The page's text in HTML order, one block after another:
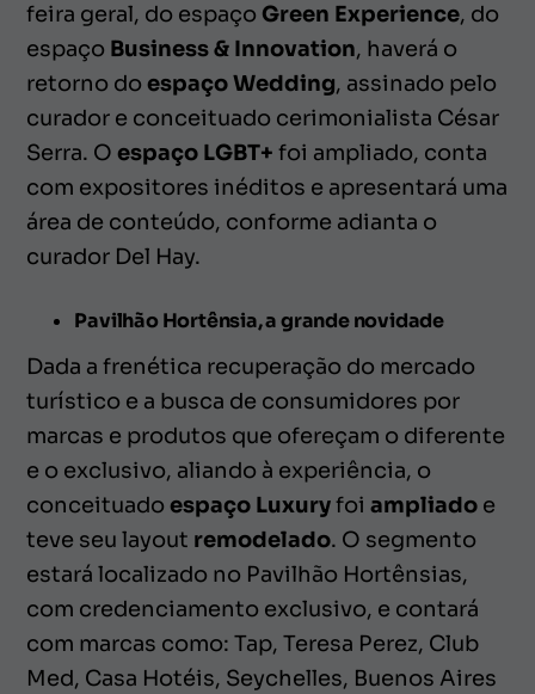
feira geral, do espaço Green Experience, do
espaço Business & Innovation, haverá o
retorno doespaço Wedding, assinado pelo
curador e conceituado cerimonialista César
Serra. Oespaço LGBT+ foi ampliado, conta
com expositores inéditos e apresentará uma
área de conteúdo, conforme adianta o
curador Del Hay.
Pavilhão Hortênsia, a grande novidade
Dada a frenética recuperação do mercado
turístico e a busca de consumidores por
marcas e produtos que ofereçam o diferente
e o exclusivo, aliando à experiência, o
conceituadoespaço Luxuryfoi ampliadoe
teve seu layout remodelado. O segmento
estará localizado no Pavilhão Hortênsias,
com credenciamento exclusivo, e contará
com marcas como: Tap, Teresa Perez, Club
Med, Casa Hotéis, Seychelles, Buenos Aires